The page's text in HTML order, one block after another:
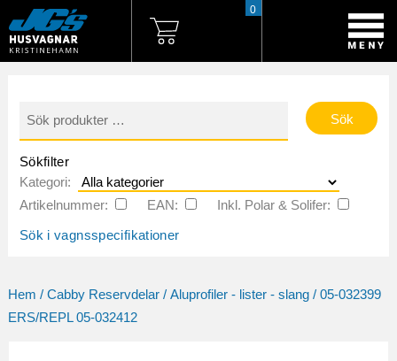
0
efter:
Sökfilter
Kategori:
Artikelnummer:
EAN:
Inkl. Polar & Solifer:
Sök i vagnsspecifikationer
Hem / Cabby Reservdelar/ Aluprofiler - lister - slang/ 05-032399
ERS/REPL 05-032412